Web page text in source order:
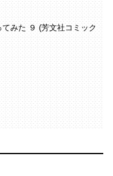
みた ９ (芳文社コミック